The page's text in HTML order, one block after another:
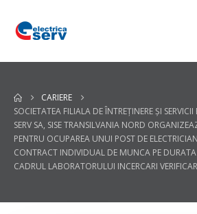
CARIERE
SOCIETATEA FILIALA DE ÎNTREŢINERE ŞI SERVICII
SERV SA, SISE TRANSILVANIA NORD
PENTRU OCUPAREA UNUI POST DE
CONTRACT INDIVIDUAL DE MUNCA PE
CADRUL LABORATORULUI INCERCARI